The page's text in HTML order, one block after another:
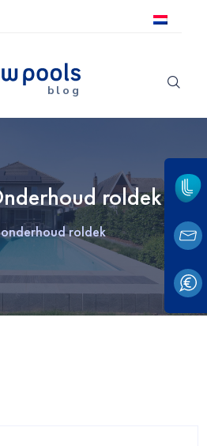
blog
roldek
onderhoud roldek